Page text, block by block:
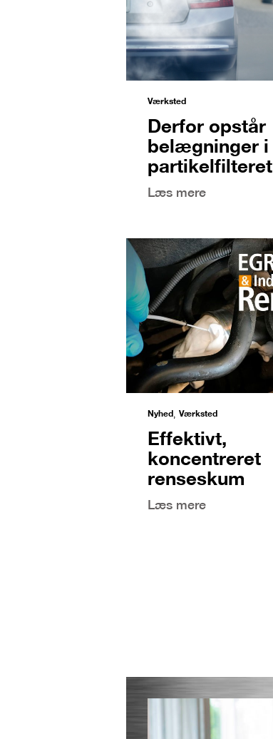
Værksted
Derfor opstår
belægninger i
partikelfilteret
Læs mere
Nyhed, Værksted
Effektivt,
koncentreret
renseskum
Læs mere